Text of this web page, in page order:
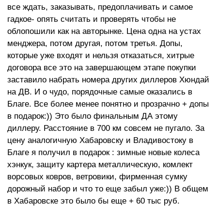
все ждать, заказывать, предоплачивать и самое
гадкое- опять считать и проверять чтобы не
облопошили как на авторынке. Цена одна на устах
менджера, потом другая, потом третья. Допы,
которые уже входят и нельзя отказаться, хитрые
договора все это на завершающем этапе покупки
заставило набрать номера других диллеров Хюндай
на ДВ. И о чудо, порядочные самые оказались в
Благе. Все более менее понятно и прозрачно + допы
в подарок:)) Это было финальным ДА этому
диллеру. Расстояние в 700 км совсем не пугало. За
цену аналогичную Хабаровску и Владивостоку в
Благе я получил в подарок : зимные новые колеса
хэнкук, защиту картера металлическую, комлект
ворсовых ковров, ветровики, фирменная сумку
дорожный набор и что то еще забыл уже:)) В общем
в Хабаровске это было бы еще + 60 тыс руб.